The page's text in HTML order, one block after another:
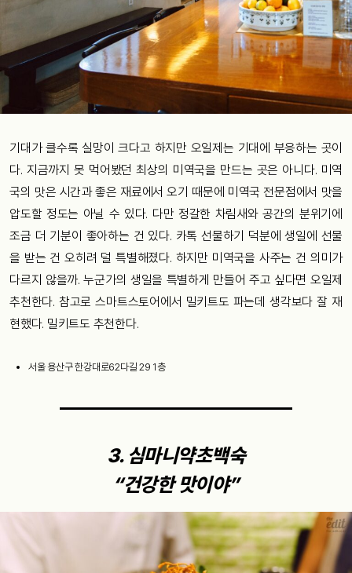
기대가 클수록 실망이 크다고 하지만 오일제는 기대에 부응하는 곳이
다. 지금까지 못 먹어봤던 최상의 미역국을 만드는 곳은 아니다. 미역
국의 맛은 시간과 좋은 재료에서 오기 때문에 미역국 전문점에서 맛을
압도할 정도는 아닐 수 있다. 다만 정갈한 차림새와 공간의 분위기에
조금 더 기분이 좋아하는 건 있다. 카톡 선물하기 덕분에 생일에 선물
을 받는 건 오히려 덜 특별해졌다. 하지만 미역국을 사주는 건 의미가
다르지 않을까. 누군가의 생일을 특별하게 만들어 주고 싶다면 오일제
추천한다. 참고로 스마트스토어에서 밀키트도 파는데 생각보다 잘 재
현했다. 밀키트도 추천한다.
서울 용산구 한강대로62다길 29 1층
3. 심마니약초백숙
“건강한 맛이야”